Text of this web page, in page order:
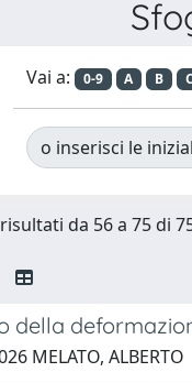
Vai a: 0-9 A B C
o inserisci le
da 56 a 75 di
della
MELATO, ALBERTO